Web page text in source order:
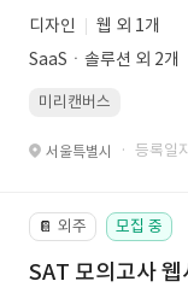
디자인
웹 외 1개
SaaSㆍ솔루션 외 2개
미리캔버스
서울특별시 · 등록일
📔 외주 모집 중
SAT 모의고사